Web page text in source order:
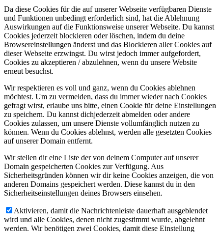
Da diese Cookies für die auf unserer Webseite verfügbaren Dienste
und Funktionen unbedingt erforderlich sind, hat die Ablehnung
Auswirkungen auf die Funktionsweise unserer Webseite. Du kannst
Cookies jederzeit blockieren oder löschen, indem du deine
Browsereinstellungen änderst und das Blockieren aller Cookies auf
dieser Webseite erzwingst. Du wirst jedoch immer aufgefordert,
Cookies zu akzeptieren / abzulehnen, wenn du unsere Website
erneut besuchst.
Wir respektieren es voll und ganz, wenn du Cookies ablehnen
möchtest. Um zu vermeiden, dass du immer wieder nach Cookies
gefragt wirst, erlaube uns bitte, einen Cookie für deine Einstellungen
zu speichern. Du kannst dichjederzeit abmelden oder andere
Cookies zulassen, um unsere Dienste vollumfänglich nutzen zu
können. Wenn du Cookies ablehnst, werden alle gesetzten Cookies
auf unserer Domain entfernt.
Wir stellen dir eine Liste der von deinem Computer auf unserer
Domain gespeicherten Cookies zur Verfügung. Aus
Sicherheitsgründen können wir dir keine Cookies anzeigen, die von
anderen Domains gespeichert werden. Diese kannst du in den
Sicherheitseinstellungen deines Browsers einsehen.
Aktivieren, damit die Nachrichtenleiste dauerhaft ausgeblendet
wird und alle Cookies, denen nicht zugestimmt wurde, abgelehnt
werden. Wir benötigen zwei Cookies, damit diese Einstellung